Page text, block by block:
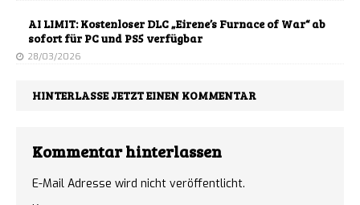
AI LIMIT: Kostenloser DLC „Eirene’s Furnace of War“ ab
sofort für PC und PS5 verfügbar
28/03/2026
HINTERLASSE JETZT EINEN KOMMENTAR
Kommentar hinterlassen
E-Mail Adresse wird nicht veröffentlicht.